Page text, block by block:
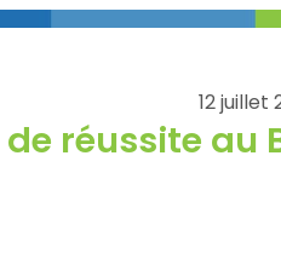
12 juillet
de réussite au